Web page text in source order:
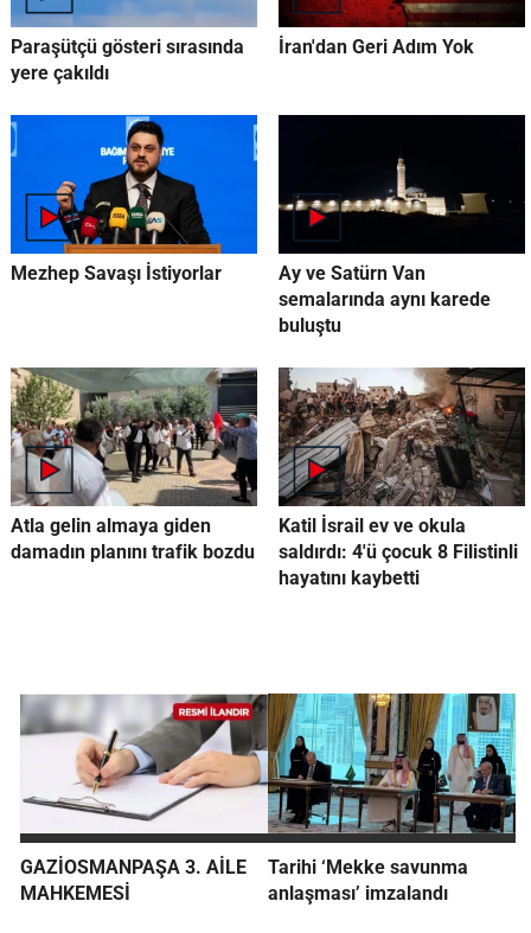
Paraşütçü gösteri sırasında
yere çakıldı
İran'dan Geri Adım Yok
Mezhep Savaşı İstiyorlar
Ay ve Satürn Van
semalarında aynı karede
buluştu
Atla gelin almaya giden
damadın planını trafik bozdu
Katil İsrail ev ve okula
saldırdı: 4'ü çocuk 8 Filistinli
hayatını kaybetti
GAZİOSMANPAŞA 3. AİLE
MAHKEMESİ
Tarihi ‘Mekke savunma
anlaşması’ imzalandı